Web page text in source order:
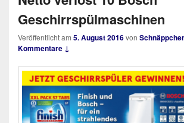
Geschirrspülmaschinen
Veröffentlicht am 5. August 2016von
Kommentare ↓